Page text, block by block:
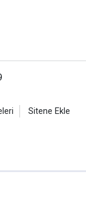
Sitene Ekle